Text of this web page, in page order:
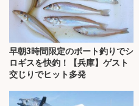
早朝3時間限定のボート釣りでシ
ロギスを快釣！【兵庫】ゲスト
交じりでヒット多発